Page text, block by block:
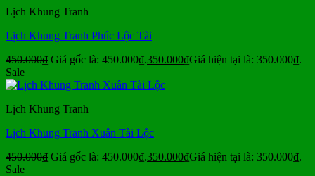
Lịch Khung Tranh
Lịch Khung Tranh Phúc Lộc Tài
450.000₫ Giá gốc là: 450.000₫.350.000₫Giá hiện tại là: 350.000₫.
Sale
Lịch Khung Tranh
Lịch Khung Tranh Xuân Tài Lộc
450.000₫ Giá gốc là: 450.000₫.350.000₫Giá hiện tại là: 350.000₫.
Sale